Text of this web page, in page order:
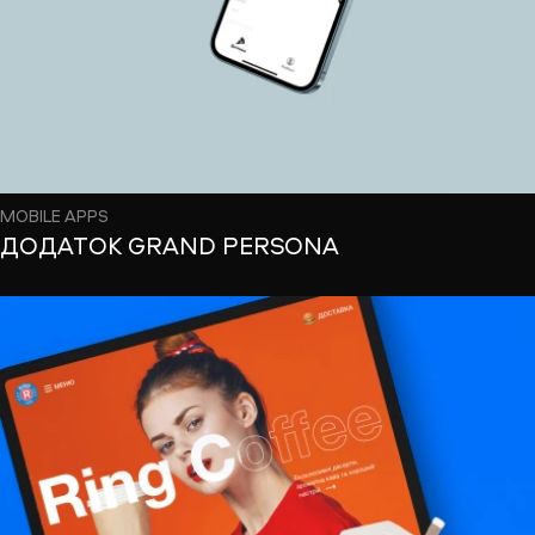
MOBILE APPS
ДОДАТОК GRAND PERSONA